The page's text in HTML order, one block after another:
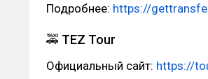
Подробнее: https://
🚕 TEZ Tour
Официальный сайт: https://